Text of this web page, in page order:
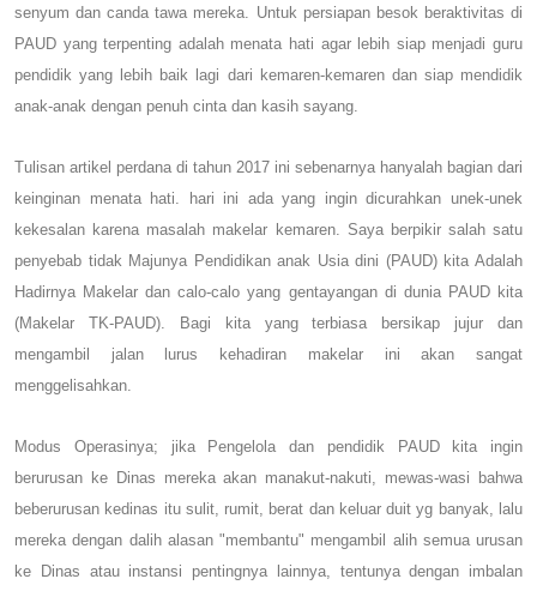
senyum dan canda tawa mereka. Untuk persiapan besok beraktivitas di
PAUD yang terpenting adalah menata hati agar lebih siap menjadi guru
pendidik yang lebih baik lagi dari kemaren-kemaren dan siap mendidik
anak-anak dengan penuh cinta dan kasih sayang.
Tulisan artikel perdana di tahun 2017 ini sebenarnya hanyalah bagian dari
keinginan menata hati. hari ini ada yang ingin dicurahkan unek-unek
kekesalan karena masalah makelar kemaren. Saya berpikir salah satu
penyebab tidak Majunya Pendidikan anak Usia dini (PAUD) kita Adalah
Hadirnya Makelar dan calo-calo yang gentayangan di dunia PAUD kita
(Makelar TK-PAUD). Bagi kita yang terbiasa bersikap jujur dan
mengambil jalan lurus kehadiran makelar ini akan sangat
menggelisahkan.
Modus Operasinya; jika Pengelola dan pendidik PAUD kita ingin
berurusan ke Dinas mereka akan manakut-nakuti, mewas-wasi bahwa
beberurusan kedinas itu sulit, rumit, berat dan keluar duit yg banyak, lalu
mereka dengan dalih alasan "membantu" mengambil alih semua urusan
ke Dinas atau instansi pentingnya lainnya, tentunya dengan imbalan